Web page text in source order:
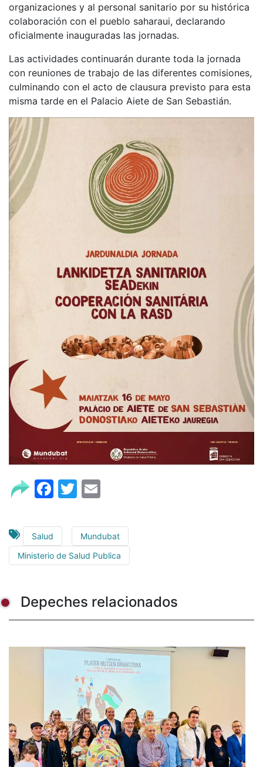
organizaciones y al personal sanitario por su histórica
colaboración con el pueblo saharaui, declarando
oficialmente inauguradas las jornadas.
Las actividades continuarán durante toda la jornada
con reuniones de trabajo de las diferentes comisiones,
culminando con el acto de clausura previsto para esta
misma tarde en el Palacio Aiete de San Sebastián.
Facebook
Twitter
Salud
Mundubat
Ministerio de Salud Publica
Depeches relacionados